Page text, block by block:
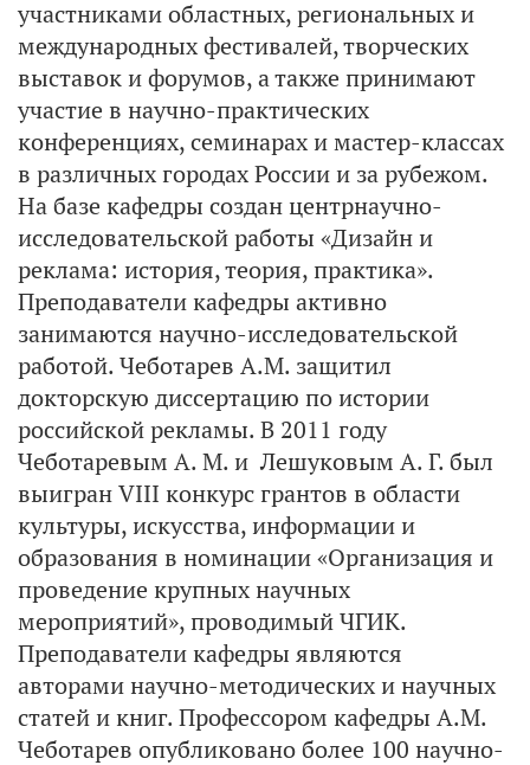
участниками областных, региональных и
международных фестивалей, творческих
выставок и форумов, а также принимают
участие в научно-практических
конференциях, семинарах и мастер-классах
в различных городах России и за рубежом.
На базе кафедры создан центрнаучно-
исследовательской работы «Дизайн и
реклама: история, теория, практика».
Преподаватели кафедры активно
занимаются научно-исследовательской
работой. Чеботарев А.М. защитил
докторскую диссертацию по истории
российской рекламы. В 2011 году
Чеботаревым А. М. и Лешуковым А. Г. был
выигран VIII конкурс грантов в области
культуры, искусства, информации и
образования в номинации «Организация и
проведение крупных научных
мероприятий», проводимый ЧГИК.
Преподаватели кафедры являются
авторами научно-методических и научных
статей и книг. Профессором кафедры А.М.
Чеботарев опубликовано более 100 научно-